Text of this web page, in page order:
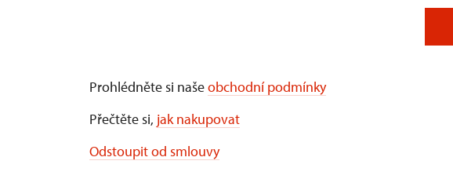
Prohlédněte si našeobchodní podmínky
Přečtěte si, jak nakupovat
Odstoupit od smlouvy